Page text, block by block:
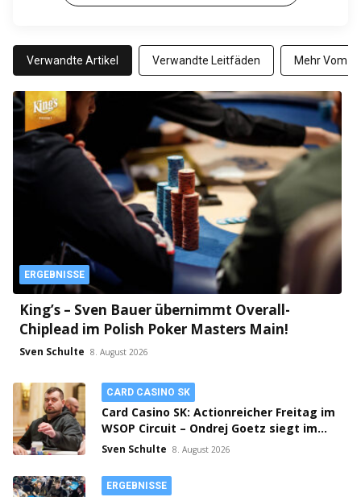
Verwandte Artikel Verwandte Leitfäden Mehr Vom
ERGEBNISSE
King’s – Sven Bauer übernimmt Overall-
Chiplead im Polish Poker Masters Main!
Sven Schulte 8. August 2026
CARD CASINO SK
Card Casino SK: Actionreicher Freitag im
WSOP Circuit – Ondrej Goetz siegt im
PLO!
Sven Schulte 8. August 2026
ERGEBNISSE